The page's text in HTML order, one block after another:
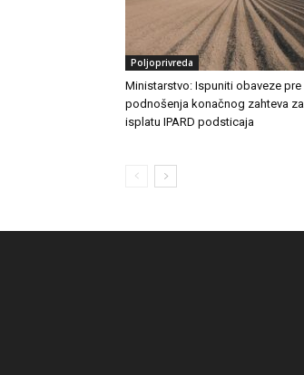
Poljoprivreda
Ministarstvo: Ispuniti obaveze pre
podnošenja konačnog zahteva za
isplatu IPARD podsticaja